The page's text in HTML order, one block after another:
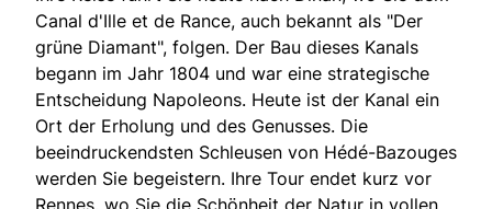
Canal d'Ille et de Rance, auch bekannt als "Der
grüne Diamant", folgen. Der Bau dieses Kanals
begann im Jahr 1804 und war eine strategische
Entscheidung Napoleons. Heute ist der Kanal ein
Ort der Erholung und des Genusses. Die
beeindruckendsten Schleusen von Hédé-Bazouges
werden Sie begeistern. Ihre Tour endet kurz vor